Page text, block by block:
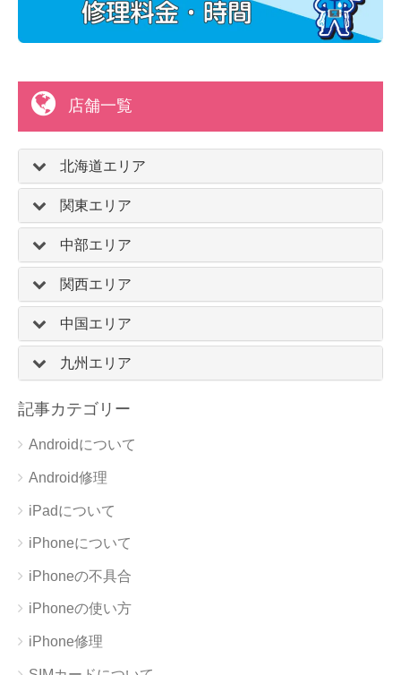
店舗一覧
北海道エリア
関東エリア
中部エリア
関西エリア
中国エリア
九州エリア
記事カテゴリー
Androidについて
Android修理
iPadについて
iPhoneについて
iPhoneの不具合
iPhoneの使い方
iPhone修理